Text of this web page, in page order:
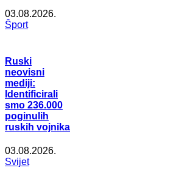
03.08.2026.
Šport
Ruski
neovisni
mediji:
Identificirali
smo 236.000
poginulih
ruskih vojnika
03.08.2026.
Svijet